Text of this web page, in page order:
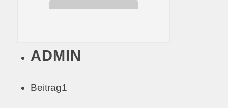
ADMIN
Beitrag1